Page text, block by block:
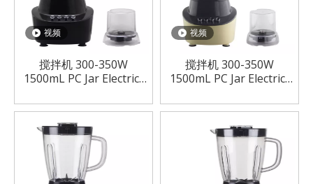
视频
搅拌机 300-350W
1500mL PC Jar Electric-
视频
搅拌机 300-350W
1500mL PC Jar Electric-